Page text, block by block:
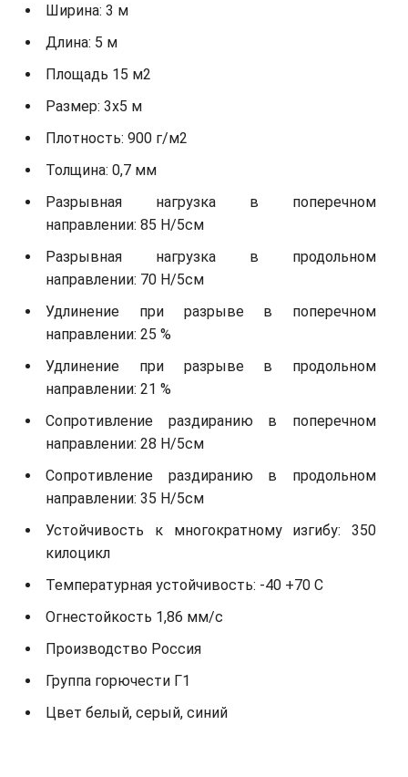
Ширина: 3 м
Длина: 5 м
Площадь 15 м2
Размер: 3х5 м
Плотность: 900 г/м2
Толщина: 0,7 мм
Разрывная нагрузка в поперечном
направлении: 85 Н/5см
Разрывная нагрузка в продольном
направлении: 70 Н/5см
Удлинение при разрыве в поперечном
направлении: 25 %
Удлинение при разрыве в продольном
направлении: 21 %
Сопротивление раздиранию в поперечном
направлении: 28 Н/5см
Сопротивление раздиранию в продольном
направлении: 35 Н/5см
Устойчивость к многократному изгибу: 350
килоцикл
Температурная устойчивость: -40 +70 С
Огнестойкость 1,86 мм/с
Производство Россия
Группа горючести Г1
Цвет белый, серый, синий